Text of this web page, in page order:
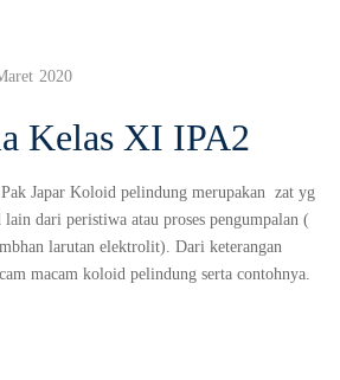
2020
Kelas XI IPA2
Japar Koloid pelindung merupakan zat yg
dari peristiwa atau proses pengumpalan (
larutan elektrolit). Dari keterangan
macam koloid pelindung serta contohnya.